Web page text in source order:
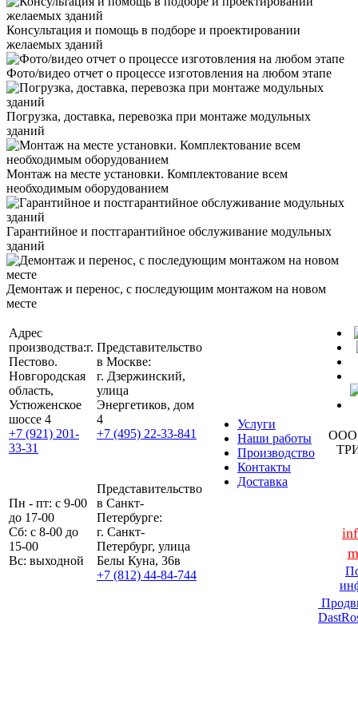
Консультация и помощь в подборе и проектировании
желаемых зданий
Фото/видео отчет о процессе изготовления на любом этапе
Погрузка, доставка, перевозка при монтаже модульных
зданий
Монтаж на месте установки. Комплектование всем
необходимым оборудованием
Гарантийное и постгарантийное обслуживание модульных
зданий
Демонтаж и перенос, с последующим монтажом на новом
месте
Адрес
производства:г.
Пестово.
Новгородская
область,
Устюженское
шоссе 4
+7 (921) 201-
33-31
Представительство
в Москве:
г. Дзержинский,
улица
Энергетиков, дом
4
+7 (495) 22-33-841
Услуги
Наши работы
Производство
Контакты
Доставка
ООО
Пн - пт: с 9-00
до 17-00
Сб: с 8-00 до
15-00
Вс: выходной
Представительство
в Санкт-
Петербурге:
г. Санкт-
Петербург, улица
Белы Куна, 36в
+7 (812) 44-84-744